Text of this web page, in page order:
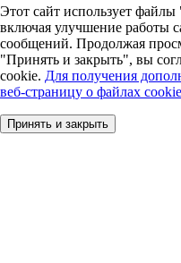
Этот сайт использует
включая улучшение работы
сообщений. Продолжая
"Принять и закрыть", вы
cookie. Для получения
веб-страницу о файлах
Принять и закрыть